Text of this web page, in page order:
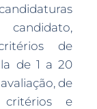
de
de 1 a 20
de
e